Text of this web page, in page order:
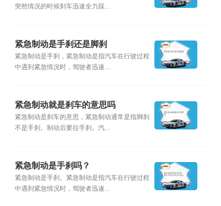
突然情况的时候刹车迅速全力踩...
紧急制动是手刹还是脚刹
紧急制动是手刹，紧急制动是指汽车在行驶过程
中遇到紧急情况时，驾驶者迅速...
紧急制动就是刹车的意思吗
紧急制动是刹车的意思，紧急制动通常是指脚刹
不是手刹。制动后要拉手刹。汽...
紧急制动是手刹吗？
紧急制动是手刹。紧急制动是指汽车在行驶过程
中遇到紧急情况时，驾驶者迅速...